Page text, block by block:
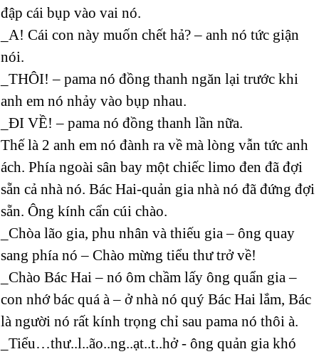
đập cái bụp vào vai nó.
_A! Cái con này muốn chết hả? – anh nó tức giận
nói.
_THÔI! – pama nó đồng thanh ngăn lại trước khi
anh em nó nhảy vào bụp nhau.
_ĐI VỀ! – pama nó đồng thanh lần nữa.
Thế là 2 anh em nó đành ra về mà lòng vẫn tức anh
ách. Phía ngoài sân bay một chiếc limo đen đã đợi
sẵn cả nhà nó. Bác Hai-quản gia nhà nó đã đứng đợi
sẵn. Ông kính cẩn cúi chào.
_Chòa lão gia, phu nhân và thiếu gia – ông quay
sang phía nó – Chào mừng tiểu thư trở về!
_Chào Bác Hai – nó ôm chầm lấy ông quẩn gia –
con nhớ bác quá à – ở nhà nó quý Bác Hai lắm, Bác
là người nó rất kính trọng chỉ sau pama nó thôi à.
_Tiểu…thư..l..ão..ng..ạt..t..hở - ông quản gia khó